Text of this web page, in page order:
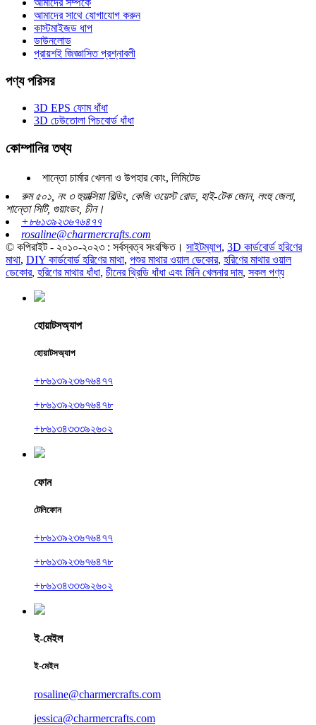
আমাদের সম্পর্কে
আমাদের সাথে যোগাযোগ করুন
কাস্টমাইজড ধাপ
ডাউনলোড
প্রায়শই জিজ্ঞাসিত প্রশ্নাবলী
পণ্য পরিসর
3D EPS ফোম ধাঁধা
3D ঢেউতোলা পিচবোর্ড ধাঁধা
কোম্পানির তথ্য
শান্তো চার্মার খেলনা ও উপহার কোং, লিমিটেড
রুম ৫০১, নং ৩ হুয়াক্সিয়া বিল্ডিং, কেজি ওয়েস্ট রোড, হাই-টেক জোন, লংহু জেলা,
শান্তো সিটি, গুয়াংডং, চীন।
+৮৬১৩৯২৩৬৭৬৪৭৭
rosaline@charmercrafts.com
© কপিরাইট - ২০১০-২০২৩ : সর্বস্বত্ব সংরক্ষিত। সাইটম্যাপ, 3D কার্ডবোর্ড হরিণের
মাথা, DIY কার্ডবোর্ড হরিণের মাথা, পশুর মাথার ওয়াল ডেকোর, হরিণের মাথার ওয়াল
ডেকোর, হরিণের মাথার ধাঁধা, চীনের থ্রিডি ধাঁধা এবং মিনি খেলনার দাম, সকল পণ্য
হোয়াটসঅ্যাপ
হোয়াটসঅ্যাপ
+৮৬১৩৯২৩৬৭৬৪৭৭
+৮৬১৩৯২৩৬৭৬৪৭৮
+৮৬১৩৪৩৩৩৯২৬০২
ফোন
টেলিফোন
+৮৬১৩৯২৩৬৭৬৪৭৭
+৮৬১৩৯২৩৬৭৬৪৭৮
+৮৬১৩৪৩৩৩৯২৬০২
ই-মেইল
ই-মেইল
rosaline@charmercrafts.com
jessica@charmercrafts.com